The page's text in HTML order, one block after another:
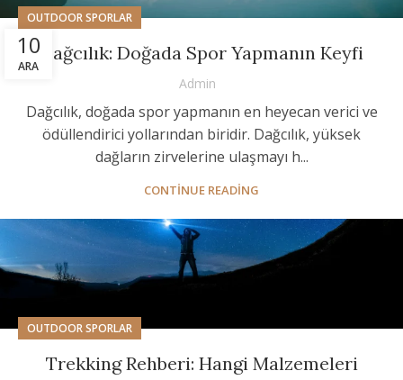
OUTDOOR SPORLAR
Dağcılık: Doğada Spor Yapmanın Keyfi
Admin
Dağcılık, doğada spor yapmanın en heyecan verici ve
ödüllendirici yollarından biridir. Dağcılık, yüksek
dağların zirvelerine ulaşmayı h...
CONTINUE READING
10
ARA
OUTDOOR SPORLAR
Trekking Rehberi: Hangi Malzemeleri